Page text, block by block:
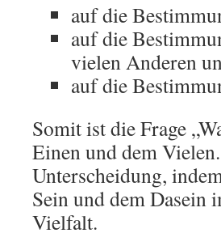
auf die
auf die
vielen Anderen
auf die
Somit ist die Frage
Einen und dem
Unterscheidung,
Sein und dem Dasein
Vielfalt.